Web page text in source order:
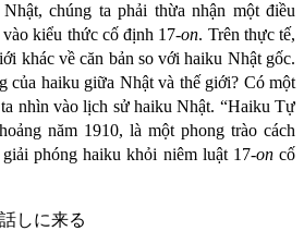
chúng ta phải thừa nhận một điều
kiểu thức cố định 17-on. Trên thực tế,
khác về căn bản so với haiku Nhật gốc.
của haiku giữa Nhật và thế giới? Có một
nhìn vào lịch sử haiku Nhật. “Haiku Tự
năm 1910, là một phong trào cách
phóng haiku khỏi niêm luật 17-oncố
しに来る